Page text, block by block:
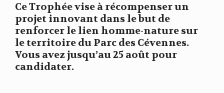
Ce Trophée vise à récompenser un
projet innovant dans le but de
renforcer le lien homme-nature sur
le territoire du Parc des Cévennes.
Vous avez jusqu’au 25 août pour
candidater.